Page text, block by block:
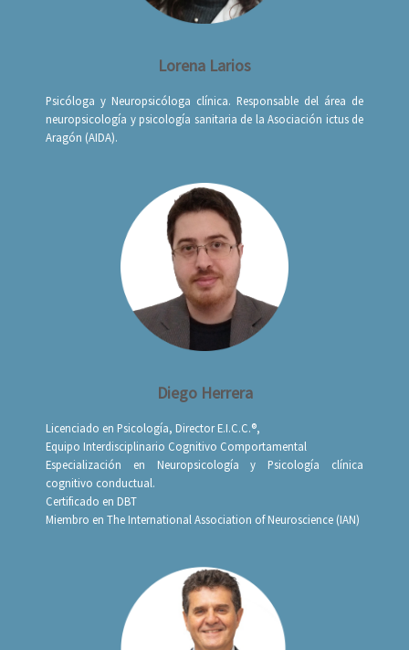
Lorena Larios
Psicóloga y Neuropsicóloga clínica. Responsable del área de
neuropsicología y psicología sanitaria de la Asociación ictus de
Aragón (AIDA).
Diego Herrera
Licenciado en Psicología, Director E.I.C.C.®,
Equipo Interdisciplinario Cognitivo Comportamental
Especialización en Neuropsicología y Psicología clínica
cognitivo conductual.
Certificado en DBT
Miembro en The International Association of Neuroscience (IAN)